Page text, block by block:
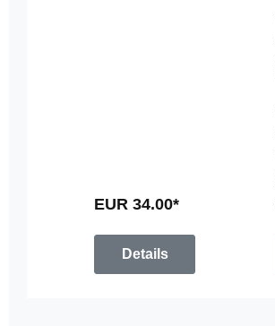
EUR 34.00*
Details